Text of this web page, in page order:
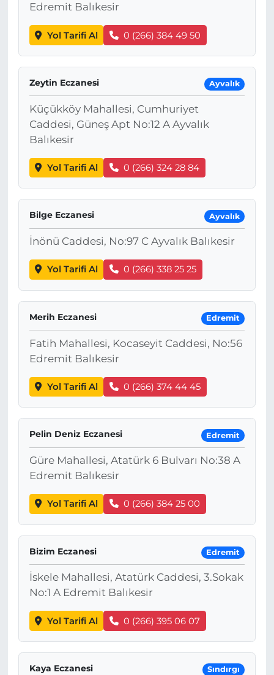
Edremit Balıkesir
Yol Tarifi Al 0 (266) 384 49 50
Zeytin Eczanesi Ayvalık
Küçükköy Mahallesi, Cumhuriyet
Caddesi, Güneş Apt No:12 A Ayvalık
Balıkesir
Yol Tarifi Al 0 (266) 324 28 84
Bilge Eczanesi Ayvalık
İnönü Caddesi, No:97 C Ayvalık Balıkesir
Yol Tarifi Al 0 (266) 338 25 25
Merih Eczanesi Edremit
Fatih Mahallesi, Kocaseyit Caddesi, No:56
Edremit Balıkesir
Yol Tarifi Al 0 (266) 374 44 45
Pelin Deniz Eczanesi Edremit
Güre Mahallesi, Atatürk 6 Bulvarı No:38 A
Edremit Balıkesir
Yol Tarifi Al 0 (266) 384 25 00
Bizim Eczanesi Edremit
İskele Mahallesi, Atatürk Caddesi, 3.Sokak
No:1 A Edremit Balıkesir
Yol Tarifi Al 0 (266) 395 06 07
Kaya Eczanesi Sındırgı